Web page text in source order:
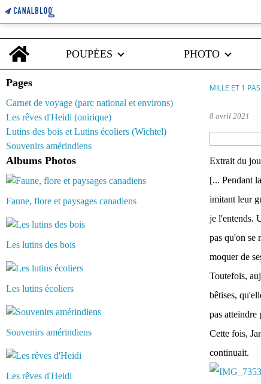
Home
POUPÉES
PHOTO
Pages
Carnet de voyage (parc national et environs)
Les rêves d'Heidi (onirique)
Lutins des bois et Lutins écoliers (Wichtel)
Souvenirs amérindiens
Albums Photos
Faune, flore et paysages canadiens
Les lutins des bois
Les lutins écoliers
Souvenirs amérindiens
Les rêves d'Heidi
MILLE ET 1
8 avril 2021
Extrait du
[... Pendant
imitant leur
je l'entends.
pas qu'on se
moquer de
Toutefois,
bêtises,
pas atteindre
Cette fois,
continuait.